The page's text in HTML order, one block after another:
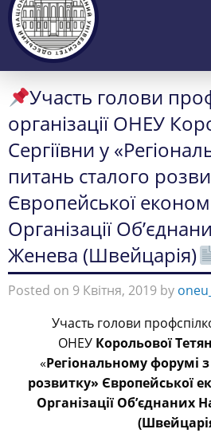
Участь голови
організації ОНЕУ
Сергіївни у
питань сталого
Європейської
Організації
Женева (Швейцарія)
Posted on 9 Квітня, 2019 by
Участь голови
ОНЕУ Корольової
«Регіональному форумі
розвитку» Європейської
Організації Об’єднаних